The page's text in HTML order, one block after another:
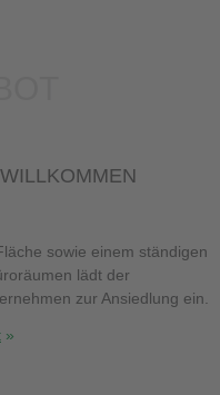
sowie einem ständigen
lädt der
zur Ansiedlung ein.